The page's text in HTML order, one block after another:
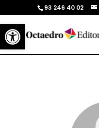
Abrir barra de herramientas
93 246 40 02